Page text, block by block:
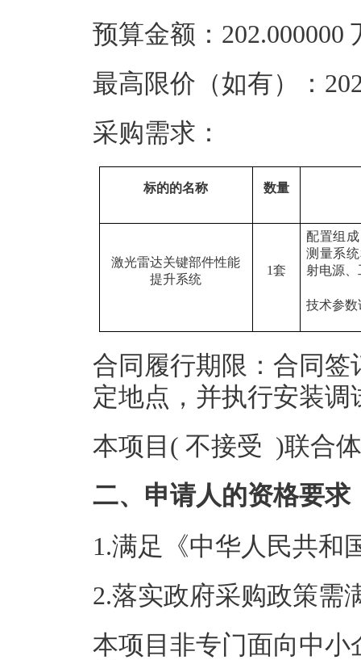
预算金额：202.000000
最高限价（如有）：
采购需求：
标的的名称 数量
激光雷达关键部件性能
提升系统
1套
配置组
测量系
射电源
技术参
合同履行期限：合同签
定地点，并执行安装
本项目( 不接受 )联合
二、申请人的资格要求
1.满足《中华人民共和
2.落实政府采购政策需
本项目非专门面向中